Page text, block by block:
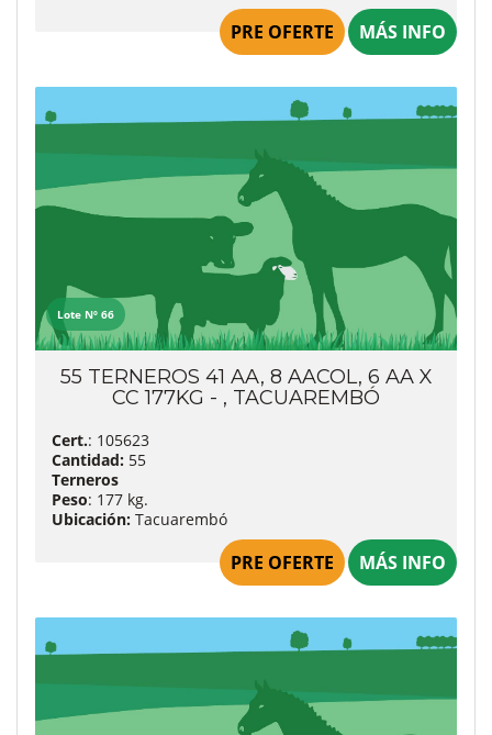
PRE OFERTE MÁS INFO
Lote Nº 66
55 TERNEROS 41 AA, 8 AACOL, 6 AA X
CC 177KG - , TACUAREMBÓ
Cert.: 105623
Cantidad: 55
Terneros
Peso: 177 kg.
Ubicación: Tacuarembó
PRE OFERTE MÁS INFO